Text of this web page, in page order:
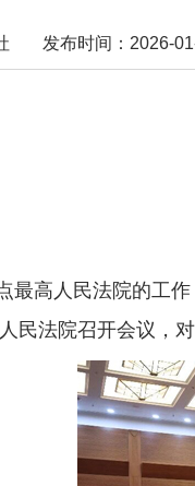
发布时间：2026-
高人民法院的工
民法院召开会议，